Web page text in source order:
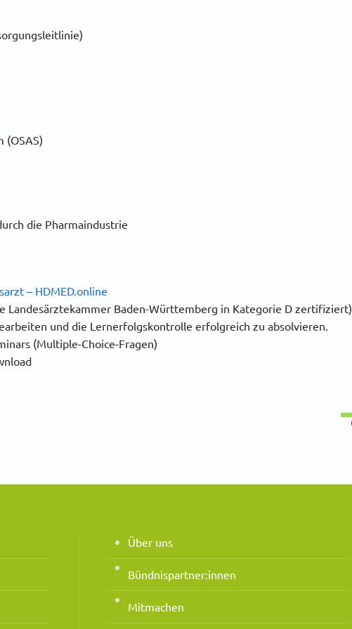
(OSAS)
die Pharmaindustrie
– HDMED.online
Landesärztekammer Baden-Württemberg in Kategorie D zertifiziert)
und die Lernerfolgskontrolle erfolgreich zu absolvieren.
(Multiple-Choice-Fragen)
Über uns
Bündnispartner:innen
Mitmachen